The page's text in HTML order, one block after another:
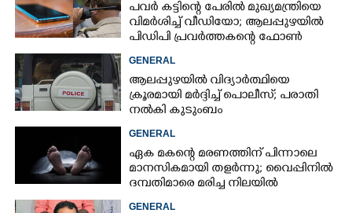
പവർ കട്ടിന്റെ പേരിൽ മുഖ്യമന്ത്രിയെ
വിമർശിച്ച് വീഡിയോ; ആലപ്പുഴയിൽ
പിഡിപി പ്രവർത്തകന്റെ ഫോൺ
പൊലീസ് പിടിച്ചെടുത്തു
GENERAL
ആലപ്പുഴയിൽ വിദ്യാർത്ഥിയെ
ക്രൂരമായി മർദ്ദിച്ച് പൊലീസ്; പരാതി
നൽകി കുടുംബം
GENERAL
ഏക മകന്റെ മരണത്തിന് പിന്നാലെ
മാനസികമായി തളർന്നു; വൈപ്പിനിൽ
ദമ്പതിമാരെ മരിച്ച നിലയിൽ
കണ്ടെത്തി
GENERAL